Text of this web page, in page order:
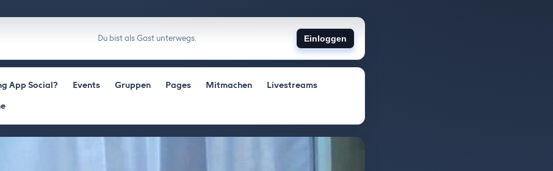
Du bist als Gast unterwegs. Einloggen
App Social? Events Gruppen Pages Mitmachen
Livestreams